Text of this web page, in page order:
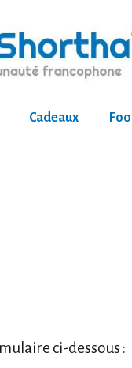
Cadeaux
ci-dessous :